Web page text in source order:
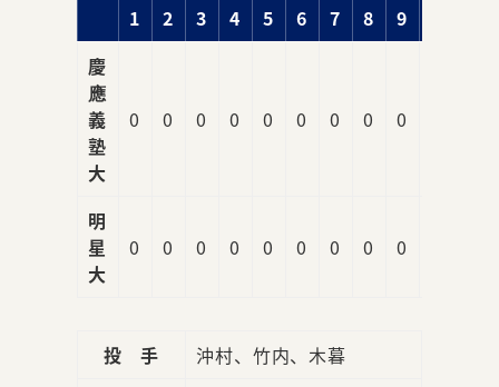
1 2 3 4 5 6 7 8 9
慶
應
義
塾
大
0 0 0 0 0 0 0 0 0
明
星
大
0 0 0 0 0 0 0 0 0
投 手
沖村、竹内、木暮